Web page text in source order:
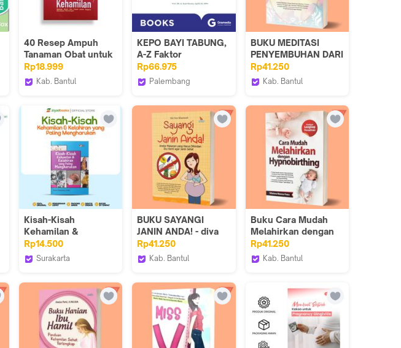
40 Resep Ampuh
Tanaman Obat untuk
Mempercepat
Kehamilan Full
Colour Buku Ramuan
Halaman Art Paper
Rp18.999
Kab. Bantul
KEPO BAYI TABUNG,
A-Z Faktor
Keberhasilan dan
Risikonya
Rp66.975
Palembang
BUKU MEDITASI
PENYEMBUHAN DARI
DALAM - diva press
Rp41.250
Kab. Bantul
Kisah-Kisah
Kehamilan &
Kelahiran yang Paling
Mengharukan
Rp14.500
Surakarta
BUKU SAYANGI
JANIN ANDA! - diva
press - buku agama
islam
Rp41.250
Kab. Bantul
Buku Cara Mudah
Melahirkan dengan
Hypnobirthing -
Laksana/buku cara
mudah dan praktis
panduan melahirkan
Rp41.250
Kab. Bantul